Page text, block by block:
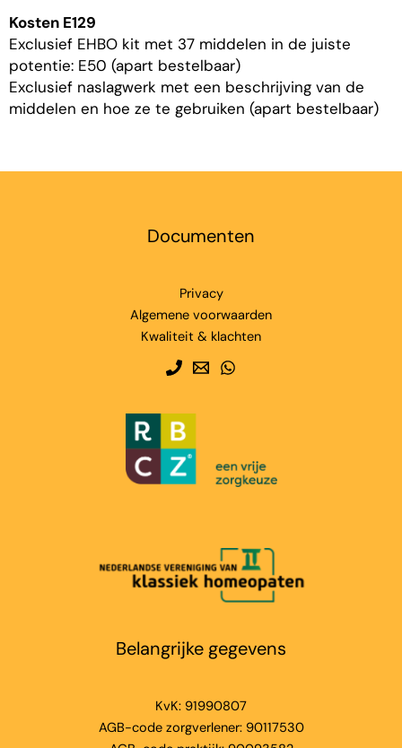
Kosten E129
Exclusief EHBO kit met 37 middelen in de juiste
potentie: E50 (apart bestelbaar)
Exclusief naslagwerk met een beschrijving van de
middelen en hoe ze te gebruiken (apart bestelbaar)
Documenten
Privacy
Algemene voorwaarden
Kwaliteit & klachten
Belangrijke gegevens
KvK: 91990807
AGB-code zorgverlener: 90117530